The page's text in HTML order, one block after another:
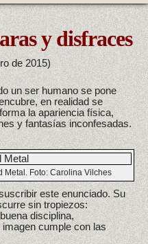
y disfraces
de 2015)
un ser humano se pone
en realidad se
la apariencia física,
y fantasías inconfesadas.
Metal. Foto: Carolina Vilches
este enunciado. Su
sin tropiezos:
disciplina,
cumple con las